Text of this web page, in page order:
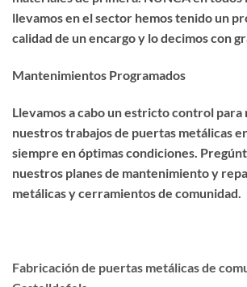
llevamos en el sector hemos tenido un
calidad de un encargo y lo decimos con
Mantenimientos Programados
Llevamos a cabo un estricto control
nuestros trabajos de puertas metálicas
siempre en óptimas condiciones.
nuestros planes de mantenimiento y
metálicas y cerramientos de comunidad.
Fabricación de puertas metálicas de